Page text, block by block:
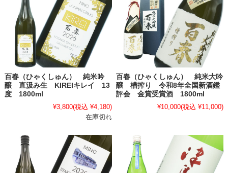
百春（ひゃくしゅん） 純米吟
醸 直汲み生 KIREIキレイ 13
度 1800ml
¥3,800(税込 ¥4,180)
在庫切れ
百春（ひゃくしゅん） 純米大吟
醸 槽搾り 令和8年全国新酒鑑
評会 金賞受賞酒 1800ml
¥10,000(税込 ¥11,000)